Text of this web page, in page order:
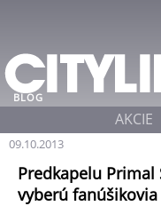
09.10.2013
BLOG
Predkapelu Primal
vyberú fanúšikovia
AKCIE